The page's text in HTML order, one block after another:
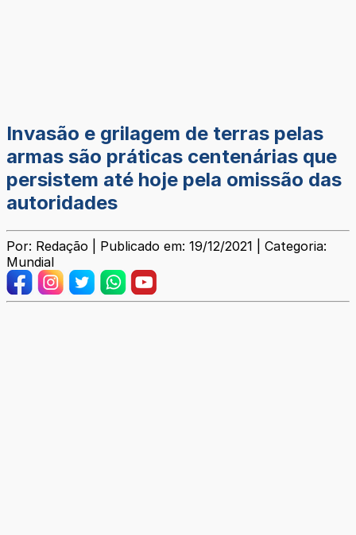
Invasão e grilagem de terras pelas
armas são práticas centenárias que
persistem até hoje pela omissão das
autoridades
Por: Redação | Publicado em: 19/12/2021 | Categoria:
Mundial